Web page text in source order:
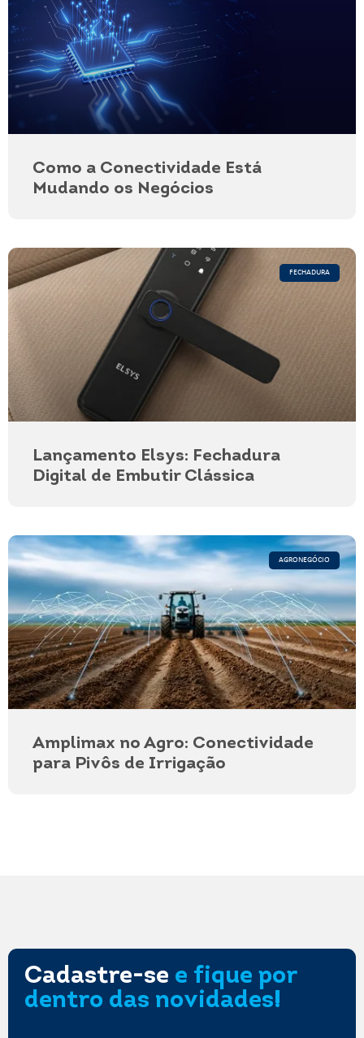
Como a Conectividade Está
Mudando os Negócios
FECHADURA
Lançamento Elsys: Fechadura
Digital de Embutir Clássica
AGRONEGÓCIO
Amplimax no Agro: Conectividade
para Pivôs de Irrigação
Cadastre-se e fique por
dentro das novidades!